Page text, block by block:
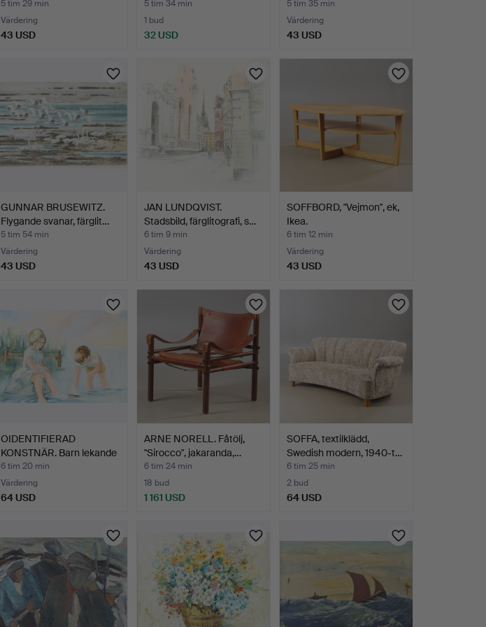
5 tim 29 min
Värdering
43 USD
5 tim 34 min
1 bud
32 USD
teckning…
5 tim 35 min
Värdering
43 USD
GUNNAR BRUSEWITZ.
Flygande svanar, färglit…
5 tim 54 min
Värdering
43 USD
JAN LUNDQVIST.
Stadsbild, färglitografi, s…
6 tim 9 min
Värdering
43 USD
SOFFBORD, "Vejmon", ek,
Ikea.
6 tim 12 min
Värdering
43 USD
OIDENTIFIERAD
KONSTNÄR. Barn lekande
i vat…
6 tim 20 min
Värdering
64 USD
ARNE NORELL. Fåtölj,
"Sirocco", jakaranda,…
6 tim 24 min
18 bud
1 161 USD
SOFFA, textilklädd,
Swedish modern, 1940-t…
6 tim 25 min
2 bud
64 USD